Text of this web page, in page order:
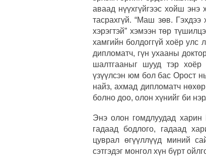
аваад нүүхгүйгээс хойш
тасрахгүй. “Маш зөв.
хэрэгтэй” хэмээн төр
хамгийн болдоггүй хоёр
дипломатч, гүн ухааны
шалтгааныг шууд тэр хоёр
үзүүлсэн юм бол бас Орост
найз, ахмад дипломатч
болно доо, олон хүнийг би
Энэ олон гомдлуудад харин
гадаад бодлого, гадаад
цуврал өгүүллүүд миний
сэтгэдэг монгол хүн бүрт